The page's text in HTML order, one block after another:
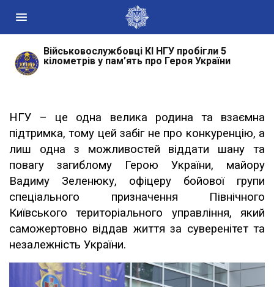
Військовослужбовці КІ НГУ пробігли 5
кілометрів у пам’ять про Героя України
НГУ – це одна велика родина та взаємна
підтримка, тому цей забіг не про конкуренцію, а
лиш одна з можливостей віддати шану та
повагу загиблому Герою України, майору
Вадиму Зеленюку, офіцеру бойової групи
спеціального призначення Північного
Київського територіального управління, який
саможертовно віддав життя за суверенітет та
незалежність України.
Державні сайти України
Президент України
Рада національної безпеки і оборони України
Центральні та місцеві органи виконавчої влади